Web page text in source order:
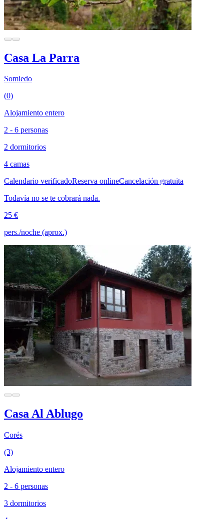
Casa La Parra
Somiedo
(0)
Alojamiento entero
2 - 6 personas
2 dormitorios
4 camas
Calendario verificadoReserva onlineCancelación gratuita
Todavía no se te cobrará nada.
25 €
pers./noche (aprox.)
Casa Al Ablugo
Corés
(3)
Alojamiento entero
2 - 6 personas
3 dormitorios